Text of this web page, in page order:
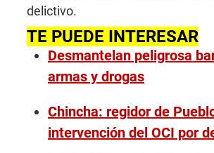
delictivo.
TE PUEDE INTERESAR
Desmantelan peligrosa
armas y drogas
Chincha: regidor de
intervención del OCI por